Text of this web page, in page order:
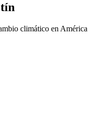
climático en América